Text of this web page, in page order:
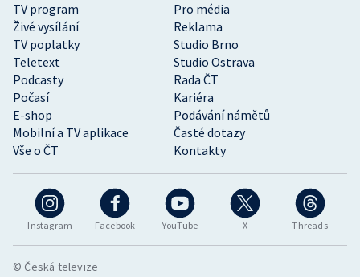
Instagram Facebook YouTube X Threads
TV program
Pro média
Živé vysílání
Reklama
TV poplatky
Studio Brno
Teletext
Studio Ostrava
Podcasty
Rada ČT
Počasí
Kariéra
E-shop
Podávání námětů
Mobilní a TV aplikace
Časté dotazy
Vše o ČT
Kontakty
© Česká televize